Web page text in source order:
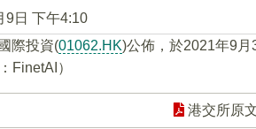
9日 下午4:10
際投資(01062.HK)公佈，於2021年9月
FinetAI）
港交所原